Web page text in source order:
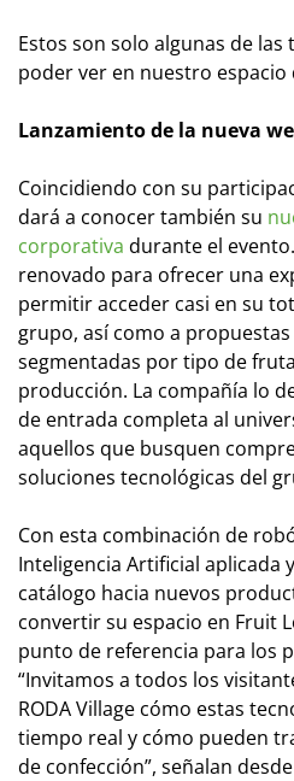
Estos son solo algunas de las
poder ver en nuestro espacio
Lanzamiento de la nueva
Coincidiendo con su
dará a conocer también su
corporativa durante el
renovado para ofrecer una
permitir acceder casi en su
grupo, así como a
segmentadas por tipo de
producción. La compañía lo
de entrada completa al
aquellos que busquen
soluciones tecnológicas del
Con esta combinación de
Inteligencia Artificial aplicada
catálogo hacia nuevos
convertir su espacio en Fruit
punto de referencia para los
“Invitamos a todos los
RODA Village cómo estas
tiempo real y cómo pueden
de confección”, señalan